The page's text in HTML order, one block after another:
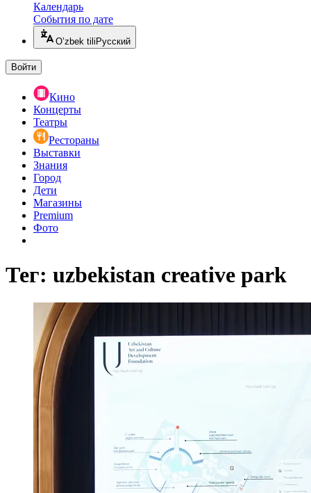
Календарь
События по дате
O’zbek tili Русский
Войти
Кино
Концерты
Театры
Рестораны
Выставки
Знания
Город
Дети
Магазины
Premium
Фото
Тег: uzbekistan creative park